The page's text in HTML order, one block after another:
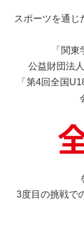
スポーツを通じ
「関
公益財団法
「第4回全国
3度目の挑戦で